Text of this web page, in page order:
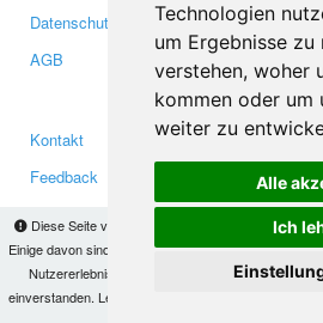
Technologien
um Ergebnisse zu
verstehen, woher
kommen oder um
weiter zu
Alle
Ich
Diese Seite verwendet Cookies, um Informationen
Einige davon sind notwendig, damit unsere Seite
Nutzererlebnis zu verbessern. Mit der Nutzung
einverstanden. Lesen Sie unsere
Datenschutzerklärung
AGB
Kontakt
Feedback